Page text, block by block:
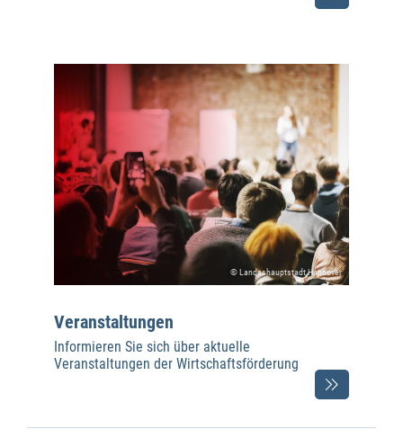
© Landeshauptstadt Hannover
Veranstaltungen
Informieren Sie sich über aktuelle
Veranstaltungen der Wirtschaftsförderung